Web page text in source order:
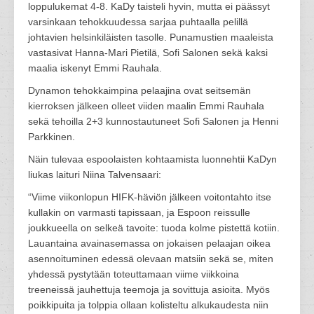
loppulukemat 4-8. KaDy taisteli hyvin, mutta ei päässyt
varsinkaan tehokkuudessa sarjaa puhtaalla pelillä
johtavien helsinkiläisten tasolle. Punamustien maaleista
vastasivat Hanna-Mari Pietilä, Sofi Salonen sekä kaksi
maalia iskenyt Emmi Rauhala.
Dynamon tehokkaimpina pelaajina ovat seitsemän
kierroksen jälkeen olleet viiden maalin Emmi Rauhala
sekä tehoilla 2+3 kunnostautuneet Sofi Salonen ja Henni
Parkkinen.
Näin tulevaa espoolaisten kohtaamista luonnehtii KaDyn
liukas laituri Niina Talvensaari:
“Viime viikonlopun HIFK-häviön jälkeen voitontahto itse
kullakin on varmasti tapissaan, ja Espoon reissulle
joukkueella on selkeä tavoite: tuoda kolme pistettä kotiin.
Lauantaina avainasemassa on jokaisen pelaajan oikea
asennoituminen edessä olevaan matsiin sekä se, miten
yhdessä pystytään toteuttamaan viime viikkoina
treeneissä jauhettuja teemoja ja sovittuja asioita. Myös
poikkipuita ja tolppia ollaan kolisteltu alkukaudesta niin